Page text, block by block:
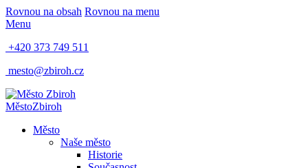
Rovnou na obsah Rovnou na menu
Menu
+420 373 749 511
mesto@zbiroh.cz
MěstoZbiroh
Město
Naše město
Historie